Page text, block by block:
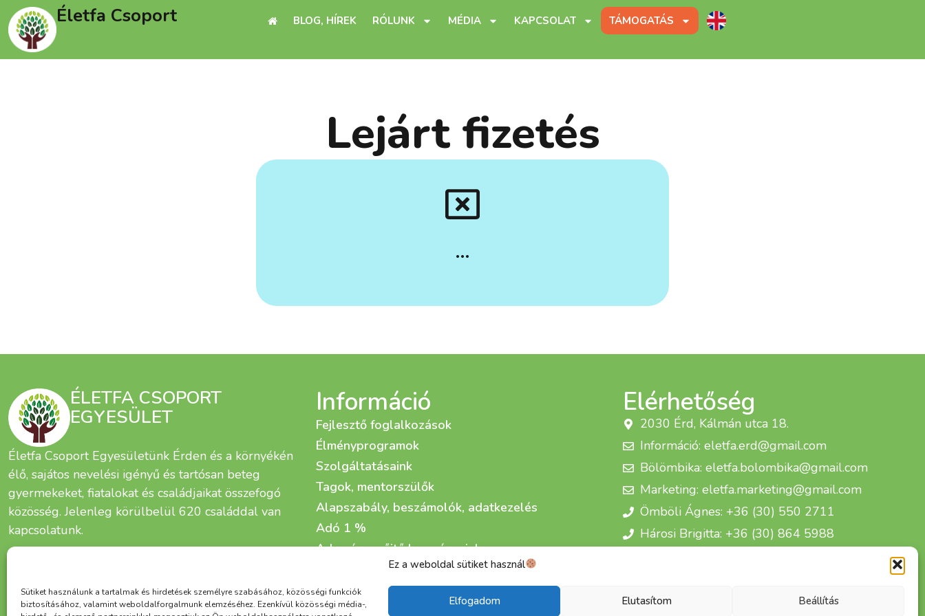
Ez a weboldal sütiket használ
Sütiket használunk a tartalmak és hirdetések személyre szabásához, közösségi funkciók
biztosításához, valamint weboldalforgalmunk elemzéséhez. Ezenkívül közösségi média-,
Elfogadom Elutasítom Beállítás
Életfa Csoport BLOG, HÍREK RÓLUNK MÉDIA KAPCSOLAT TÁMOGATÁS
Lejárt fizetés
…
ÉLETFA CSOPORT
EGYESÜLET
Életfa Csoport Egyesületünk Érden és a környékén
élő, sajátos nevelési igényű és tartósan beteg
gyermekeket, fiatalokat és családjaikat összefogó
közösség. Jelenleg körülbelül 620 családdal van
kapcsolatunk.
Információ
Fejlesztő foglalkozások
Élményprogramok
Szolgáltatásaink
Tagok, mentorszülők
Alapszabály, beszámolók, adatkezelés
Adó 1 %
Adománygyűjtő kampányaink
Életfa Fejlesztő és Gondozó Központ kialakítása
Elérhetőség
2030 Érd, Kálmán utca 18.
Információ: eletfa.erd@gmail.com
Bölömbika: eletfa.bolombika@gmail.com
Marketing: eletfa.marketing@gmail.com
Ömböli Ágnes: +36 (30) 550 2711
Hárosi Brigitta: +36 (30) 864 5988